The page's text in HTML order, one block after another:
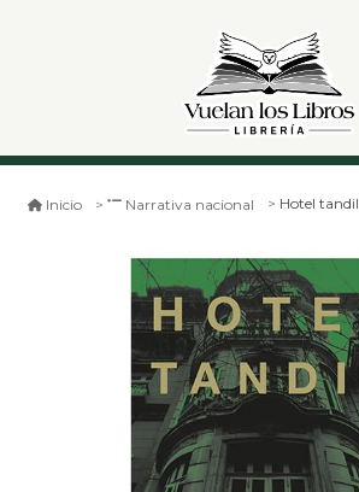
Inicio Narrativa nacional Hotel tandil